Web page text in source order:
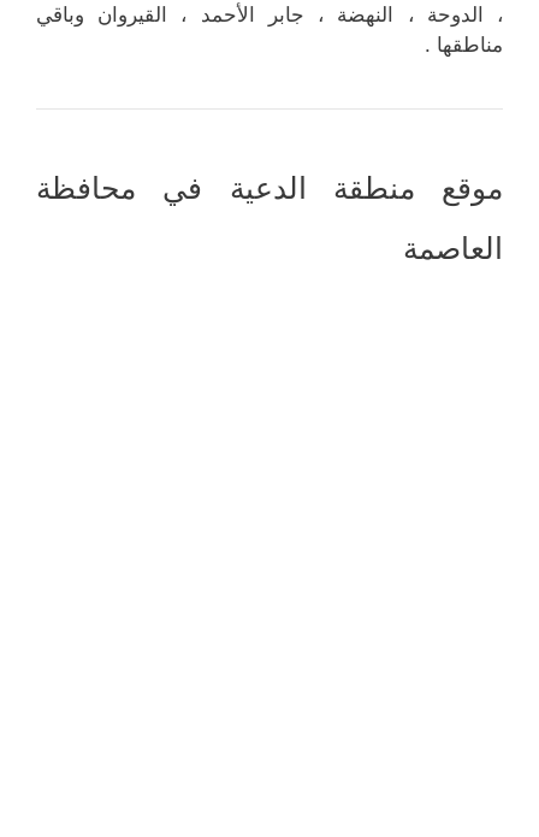
، الدوحة ، النهضة ، جابر الأحمد ، القيروان وباقي
مناطقها .
موقع منطقة الدعية في محافظة
العاصمة